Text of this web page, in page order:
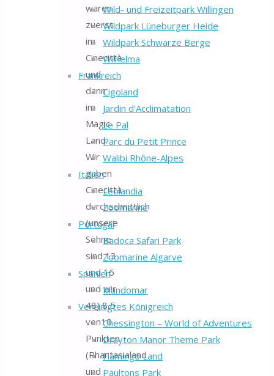
Wild- und Freizeitpark Willingen
Wildpark Lüneburger Heide
Wildpark Schwarze Berge
Wilhelma
Frankreich
Cigoland
Jardin d’Acclimatation
Le Pal
Parc du Petit Prince
Walibi Rhône-Alpes
Italien
Leolandia
Zoomarine
Portugal
Badoca Safari Park
Zoomarine Algarve
Spanien
Mundomar
Vereinigtes Königreich
Chessington – World of Adventures
Drayton Manor Theme Park
Flamingo Land
Paultons Park
waren
zuerst
im
Cinecittà
und
dann
im
Magic
Land.
Wir
gaben
Cinecittà
durchschnittlich
(unsere
Söhne
sind 13
und 16
und wir
48) 8,5
von10
Punkten
(Phantasialand
und